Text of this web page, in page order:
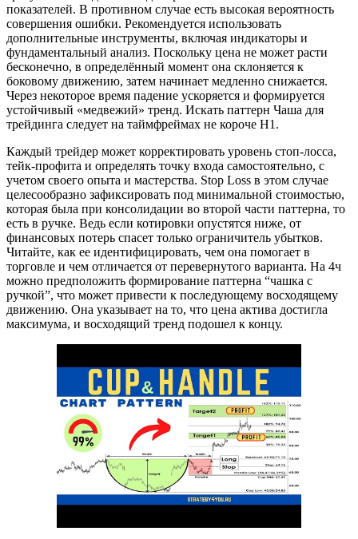
показателей. В противном случае есть высокая вероятность
совершения ошибки. Рекомендуется использовать
дополнительные инструменты, включая индикаторы и
фундаментальный анализ. Поскольку цена не может расти
бесконечно, в определённый момент она склоняется к
боковому движению, затем начинает медленно снижается.
Через некоторое время падение ускоряется и формируется
устойчивый «медвежий» тренд. Искать паттерн Чаша для
трейдинга следует на таймфреймах не короче H1.
Каждый трейдер может корректировать уровень стоп-лосса,
тейк-профита и определять точку входа самостоятельно, с
учетом своего опыта и мастерства. Stop Loss в этом случае
целесообразно зафиксировать под минимальной стоимостью,
которая была при консолидации во второй части паттерна, то
есть в ручке. Ведь если котировки опустятся ниже, от
финансовых потерь спасет только ограничитель убытков.
Читайте, как ее идентифицировать, чем она помогает в
торговле и чем отличается от перевернутого варианта. На 4ч
можно предположить формирование паттерна “чашка с
ручкой”, что может привести к последующему восходящему
движению. Она указывает на то, что цена актива достигла
максимума, и восходящий тренд подошел к концу.